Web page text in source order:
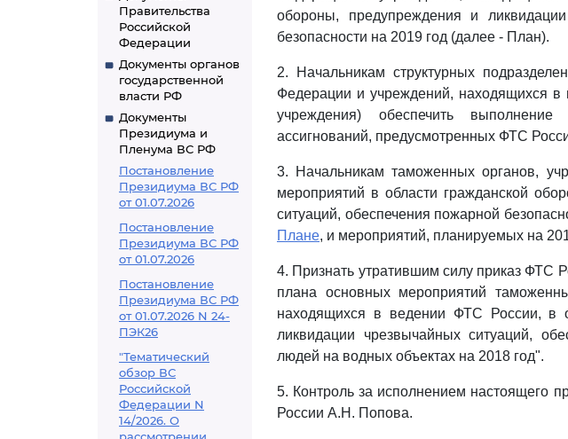
Правительства
Российской
Федерации
Документы органов
государственной
власти РФ
Документы
Президиума и
Пленума ВС РФ
Постановление
Президиума ВС РФ
от 01.07.2026
Постановление
Президиума ВС РФ
от 01.07.2026
Постановление
Президиума ВС РФ
от 01.07.2026 N 24-
ПЭК26
"Тематический
обзор ВС
Российской
Федерации N
14/2026. О
обороны, предупреждения и
безопасности на 2019 год (далее - План).
2. Начальникам структурных
Федерации и учреждений, находящихся
учреждения) обеспечить
ассигнований, предусмотренных ФТС
3. Начальникам таможенных органов,
мероприятий в области гражданской
ситуаций, обеспечения пожарной
Плане, и мероприятий, планируемых на
4. Признать утратившим силу приказ ФТС
плана основных мероприятий
находящихся в ведении ФТС России, в
ликвидации чрезвычайных ситуаций,
людей на водных объектах на 2018 год".
5. Контроль за исполнением настоящего
России А.Н. Попова.